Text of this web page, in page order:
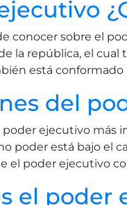
conocer sobre el
la república, el
está conformado
del
poder ejecutivo más
poder está bajo el
el poder ejecutivo
el poder